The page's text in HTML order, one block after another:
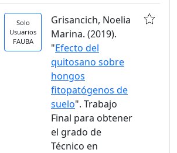
Solo
Usuarios
FAUBA
Grisancich, Noelia
Marina. (2019).
"Efecto del
quitosano sobre
hongos
fitopatógenos de
suelo". Trabajo
Final para obtener
el grado de
Técnico en